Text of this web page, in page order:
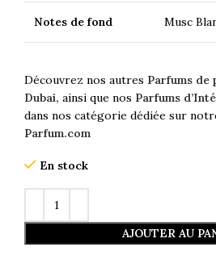
Notes de fond Musc
Découvrez nos autres Parfums de
Dubai, ainsi que nos Parfums
dans nos catégorie dédiée sur
Parfum.com
En stock
AJOUTER AU